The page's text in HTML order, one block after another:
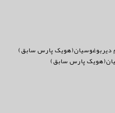
دیربوغوسیان(هویک پارس سابق)